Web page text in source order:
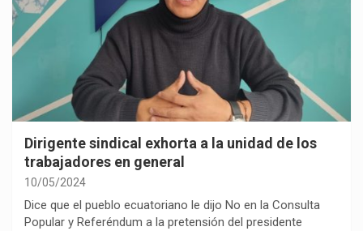
Dirigente sindical exhorta a la unidad de los
trabajadores en general
10/05/2024
Dice que el pueblo ecuatoriano le dijo No en la Consulta
Popular y Referéndum a la pretensión del presidente